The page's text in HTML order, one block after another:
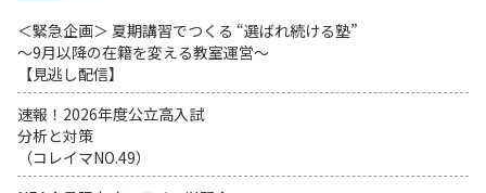
＜緊急企画＞ 夏期講習でつくる “選ばれ続ける塾”
～9月以降の在籍を変える教室運営～
【見逃し配信】
速報！2026年度公立高入試
分析と対策
（コレイマNO.49）